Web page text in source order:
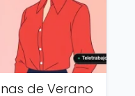
de Verano